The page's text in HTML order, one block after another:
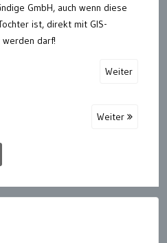
GmbH, auch wenn diese
ist, direkt mit GIS-
werden darf!
Weiter
Weiter